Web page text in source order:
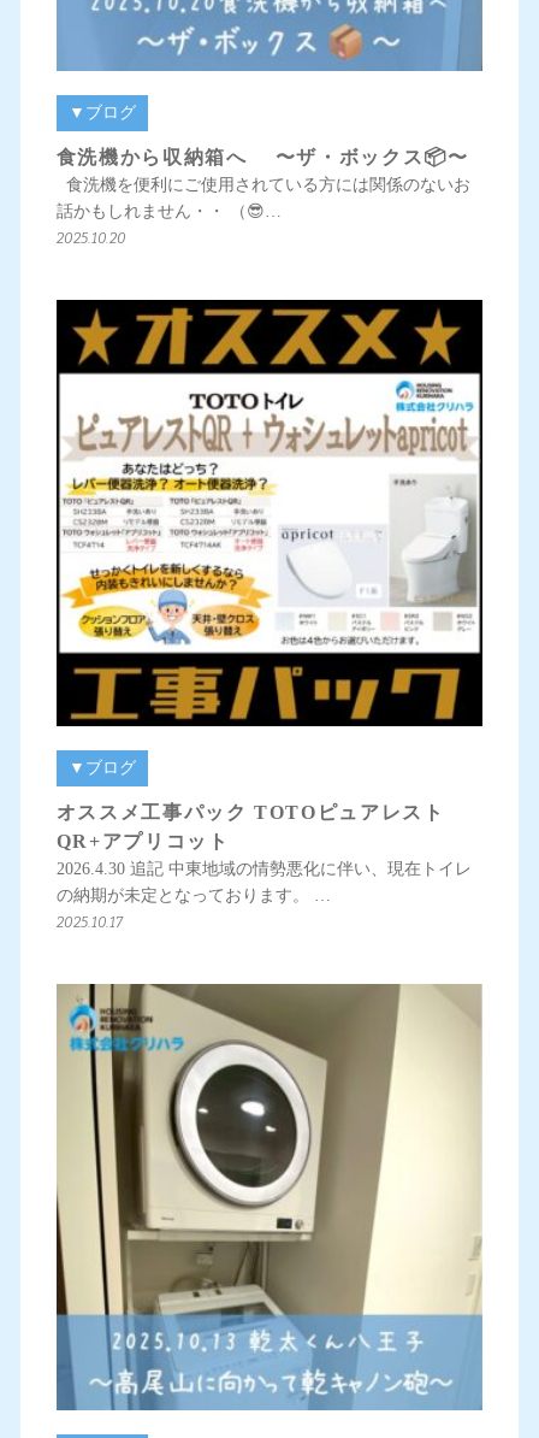
▼ブログ
食洗機から収納箱へ 〜ザ・ボックス📦〜
食洗機を便利にご使用されている方には関係のないお
話かもしれません・・ （😎…
2025.10.20
▼ブログ
オススメ工事パック TOTOピュアレスト
QR+アプリコット
2026.4.30 追記 中東地域の情勢悪化に伴い、現在トイレ
の納期が未定となっております。 …
2025.10.17